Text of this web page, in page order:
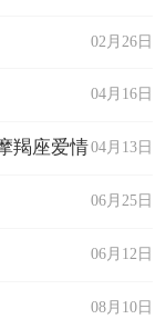
02月26日
04月16日
04月13日
羯座爱情
06月25日
06月12日
08月10日